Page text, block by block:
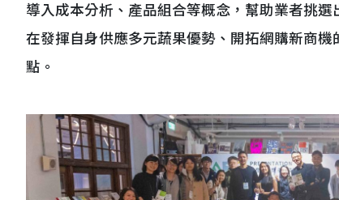
導入成本分析、產品組合等概念，幫助業者挑
在發揮自身供應多元蔬果優勢、開拓網購新商
點。